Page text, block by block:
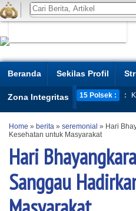
Beranda Sekilas Profil
Zona Integritas 15 Polsek : :
Home » berita » seremonial » Hari
Kesehatan untuk Masyarakat
Hari
Sanggau